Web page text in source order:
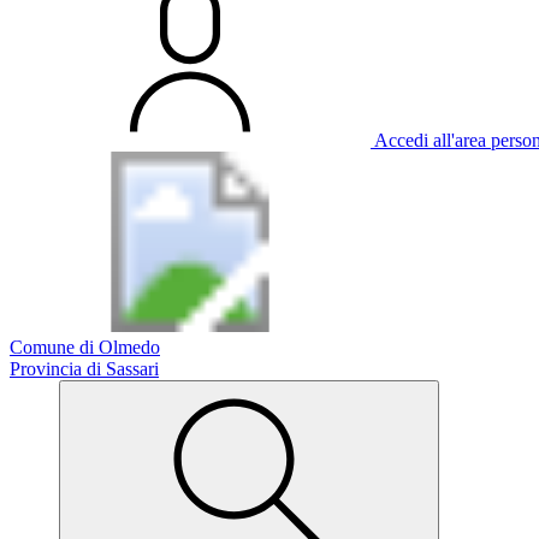
Accedi all'area
Comune di Olmedo
Provincia di Sassari